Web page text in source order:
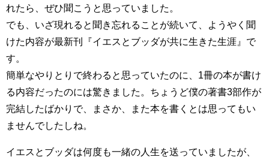
れたら、ぜひ聞こうと思っていました。
でも、いざ現れると聞き忘れることが続いて、ようやく聞
けた内容が最新刊『イエスとブッダが共に生きた生涯』で
す。
簡単なやりとりで終わると思っていたのに、1冊の本が書け
る内容だったのには驚きました。ちょうど僕の著書3部作が
完結したばかりで、まさか、また本を書くとは思ってもい
ませんでしたしね。
イエスとブッダは何度も一緒の人生を送っていましたが、